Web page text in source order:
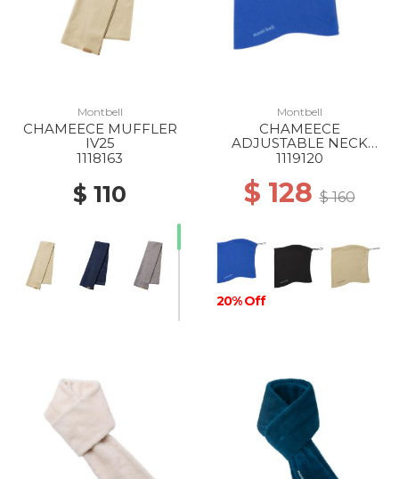
Montbell
CHAMEECE MUFFLER
IV25
1118163
$ 110
Montbell
CHAMEECE
ADJUSTABLE NECK
GAITER BL
1119120
$ 128$ 160
20% Off